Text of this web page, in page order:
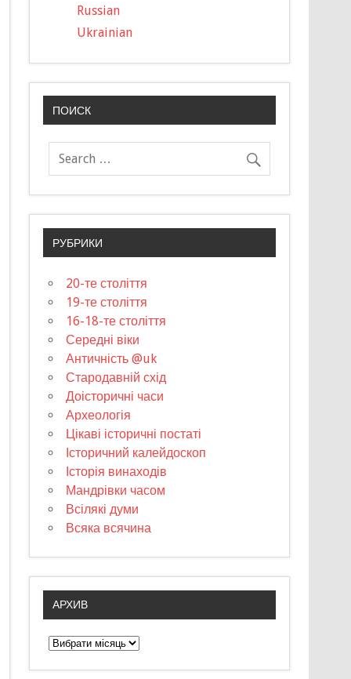
Russian
Ukrainian
ПОИСК
РУБРИКИ
20-те століття
19-те століття
16-18-те століття
Середні віки
Античність @uk
Стародавній схід
Доісторичні часи
Археологія
Цікаві історичні постаті
Історичний калейдоскоп
Історія винаходів
Мандрівки часом
Всілякі думи
Всяка всячина
АРХИВ
А
р
х